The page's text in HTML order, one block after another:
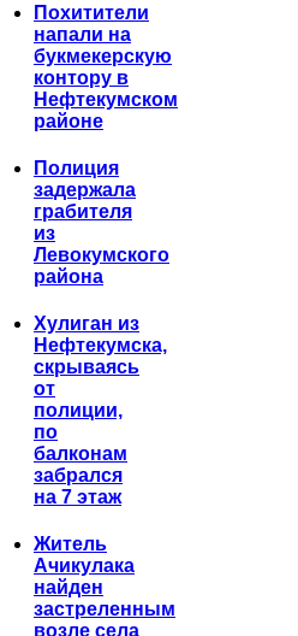
Похитители
напали на
букмекерскую
контору в
Нефтекумском
районе
Полиция
задержала
грабителя
из
Левокумского
района
Хулиган из
Нефтекумска,
скрываясь
от
полиции,
по
балконам
забрался
на 7 этаж
Житель
Ачикулака
найден
застреленным
возле села